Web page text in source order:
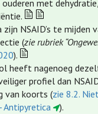
met
NSAID’s te mijden
(zie rubriek
).
heeft nagenoeg
profiel dan
van koorts (zie 8.2.
Antipyretica
).